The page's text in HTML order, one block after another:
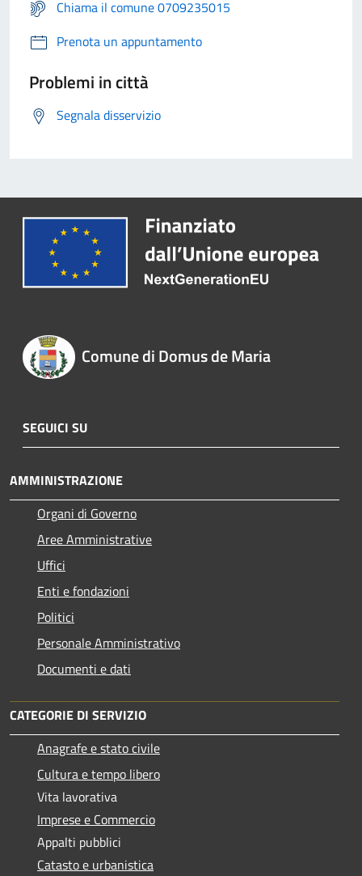
Chiama il comune 0709235015
Prenota un appuntamento
Problemi in città
Segnala disservizio
Comune di Domus de Maria
SEGUICI SU
AMMINISTRAZIONE
Organi di Governo
Aree Amministrative
Uffici
Enti e fondazioni
Politici
Personale Amministrativo
Documenti e dati
CATEGORIE DI SERVIZIO
Anagrafe e stato civile
Cultura e tempo libero
Vita lavorativa
Imprese e Commercio
Appalti pubblici
Catasto e urbanistica